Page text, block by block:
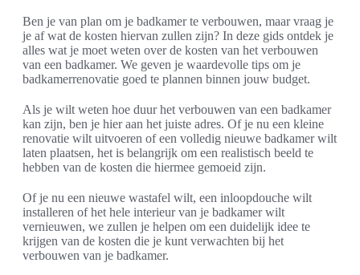
Ben je van plan om je badkamer te verbouwen, maar vraag je
je af wat de kosten hiervan zullen zijn? In deze gids ontdek je
alles wat je moet weten over de kosten van het verbouwen
van een badkamer. We geven je waardevolle tips om je
badkamerrenovatie goed te plannen binnen jouw budget.
Als je wilt weten hoe duur het verbouwen van een badkamer
kan zijn, ben je hier aan het juiste adres. Of je nu een kleine
renovatie wilt uitvoeren of een volledig nieuwe badkamer wilt
laten plaatsen, het is belangrijk om een realistisch beeld te
hebben van de kosten die hiermee gemoeid zijn.
Of je nu een nieuwe wastafel wilt, een inloopdouche wilt
installeren of het hele interieur van je badkamer wilt
vernieuwen, we zullen je helpen om een duidelijk idee te
krijgen van de kosten die je kunt verwachten bij het
verbouwen van je badkamer.